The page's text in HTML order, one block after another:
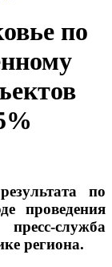
по
по
проведения
служба
региона.